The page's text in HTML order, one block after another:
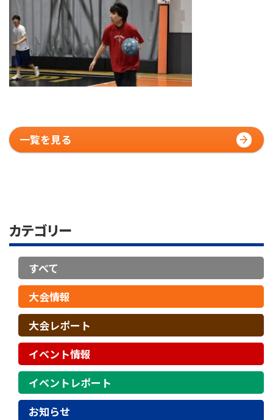
一覧を見る
カテゴリー
すべて
大会情報
大会レポート
イベント情報
イベントレポート
お知らせ